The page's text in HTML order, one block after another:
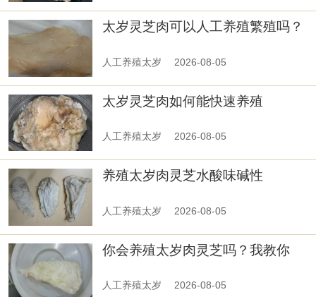
太岁灵芝肉可以人工养殖繁殖吗？
人工养殖太岁 2026-08-05
太岁灵芝肉如何能快速养殖
人工养殖太岁 2026-08-05
养殖太岁肉灵芝水酸味碱性
人工养殖太岁 2026-08-05
你会养殖太岁肉灵芝吗？我教你
人工养殖太岁 2026-08-05